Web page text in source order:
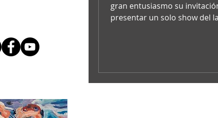
gran entusiasmo su
presentar un solo show del